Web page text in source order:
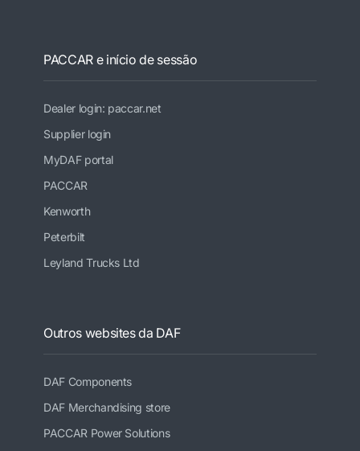
PACCAR e início de sessão
Dealer login: paccar.net
Supplier login
MyDAF portal
PACCAR
Kenworth
Peterbilt
Leyland Trucks Ltd
Outros websites da DAF
DAF Components
DAF Merchandising store
PACCAR Power Solutions